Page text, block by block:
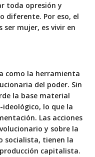
toda opresión y
diferente. Por eso, el
mujer, es vivir en
como la herramienta
del poder. Sin
la base material
lo que la
Las acciones
y sobre la
socialista, tienen la
capitalista.